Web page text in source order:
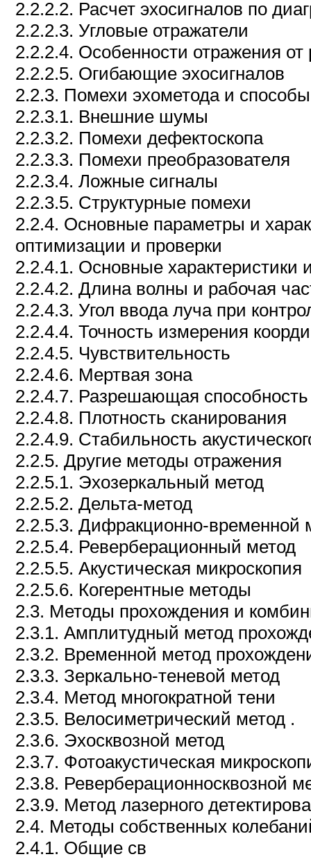
2.2.2.2. Расчет эхосигналов по
2.2.2.3. Угловые отражатели
2.2.2.4. Особенности отражения
2.2.2.5. Огибающие эхосигналов
2.2.3. Помехи эхометода и
2.2.3.1. Внешние шумы
2.2.3.2. Помехи дефектоскопа
2.2.3.3. Помехи преобразователя
2.2.3.4. Ложные сигналы
2.2.3.5. Структурные помехи
2.2.4. Основные параметры и
оптимизации и проверки
2.2.4.1. Основные характеристики
2.2.4.2. Длина волны и рабочая
2.2.4.3. Угол ввода луча при
2.2.4.4. Точность измерения
2.2.4.5. Чувствительность
2.2.4.6. Мертвая зона
2.2.4.7. Разрешающая способность
2.2.4.8. Плотность сканирования
2.2.4.9. Стабильность
2.2.5. Другие методы отражения
2.2.5.1. Эхозеркальный метод
2.2.5.2. Дельта-метод
2.2.5.3. Дифракционно-временной
2.2.5.4. Реверберационный метод
2.2.5.5. Акустическая микроскопия
2.2.5.6. Когерентные методы
2.3. Методы прохождения и
2.3.1. Амплитудный метод
2.3.2. Временной метод
2.3.3. Зеркально-теневой метод
2.3.4. Метод многократной тени
2.3.5. Велосиметрический метод .
2.3.6. Эхосквозной метод
2.3.7. Фотоакустическая
2.3.8. Реверберационносквозной
2.3.9. Метод лазерного
2.4. Методы собственных
2.4.1. Общие св